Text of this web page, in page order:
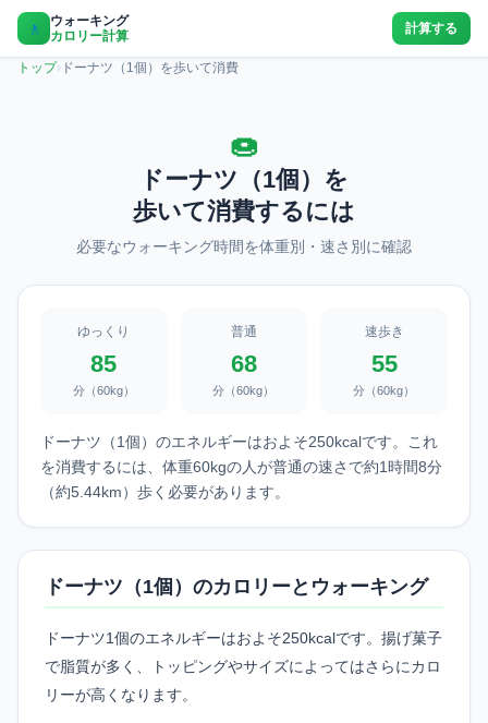
🚶
ウォーキング
カロリー計算
計算する
トップ› ドーナツ（1個）を歩いて消費
🍩
ドーナツ（1個）を
歩いて消費するには
必要なウォーキング時間を体重別・速さ別に確認
ゆっくり
85
分（60kg）
普通
68
分（60kg）
速歩き
55
分（60kg）
ドーナツ（1個）のエネルギーはおよそ250kcalです。これ
を消費するには、体重60kgの人が普通の速さで約1時間8分
（約5.44km）歩く必要があります。
ドーナツ（1個）のカロリーとウォーキング
ドーナツ1個のエネルギーはおよそ250kcalです。揚げ菓子
で脂質が多く、トッピングやサイズによってはさらにカロ
リーが高くなります。